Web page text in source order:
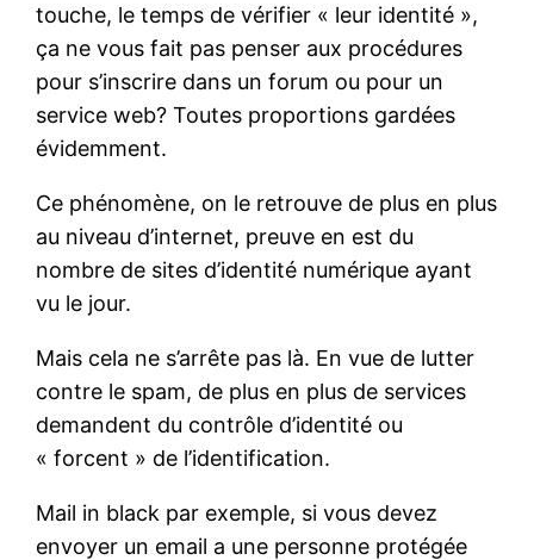
touche, le temps de vérifier « leur identité »,
ça ne vous fait pas penser aux procédures
pour s’inscrire dans un forum ou pour un
service web? Toutes proportions gardées
évidemment.
Ce phénomène, on le retrouve de plus en plus
au niveau d’internet, preuve en est du
nombre de sites d’identité numérique ayant
vu le jour.
Mais cela ne s’arrête pas là. En vue de lutter
contre le spam, de plus en plus de services
demandent du contrôle d’identité ou
« forcent » de l’identification.
Mail in black par exemple, si vous devez
envoyer un email a une personne protégée